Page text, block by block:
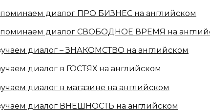
диалог ПРО БИЗНЕС на английском
диалог СВОБОДНОЕ ВРЕМЯ на
диалог – ЗНАКОМСТВО на английском
диалог в ГОСТЯХ на английском
диалог в магазине на английском
диалог ВНЕШНОСТЬ на английском